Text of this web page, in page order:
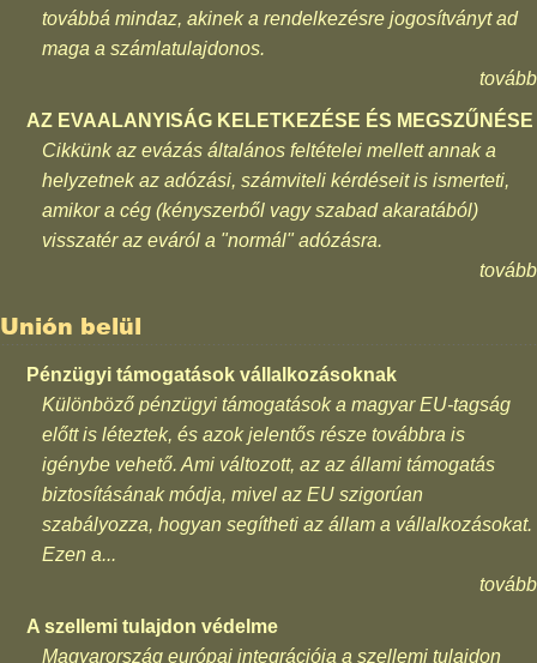
továbbá mindaz, akinek a rendelkezésre jogosítványt ad
maga a számlatulajdonos.
tovább
AZ EVAALANYISÁG KELETKEZÉSE ÉS MEGSZŰNÉSE
Cikkünk az evázás általános feltételei mellett annak a
helyzetnek az adózási, számviteli kérdéseit is ismerteti,
amikor a cég (kényszerből vagy szabad akaratából)
visszatér az eváról a "normál" adózásra.
tovább
Unión belül
Pénzügyi támogatások vállalkozásoknak
Különböző pénzügyi támogatások a magyar EU-tagság
előtt is léteztek, és azok jelentős része továbbra is
igénybe vehető. Ami változott, az az állami támogatás
biztosításának módja, mivel az EU szigorúan
szabályozza, hogyan segítheti az állam a vállalkozásokat.
Ezen a...
tovább
A szellemi tulajdon védelme
Magyarország európai integrációja a szellemi tulajdon